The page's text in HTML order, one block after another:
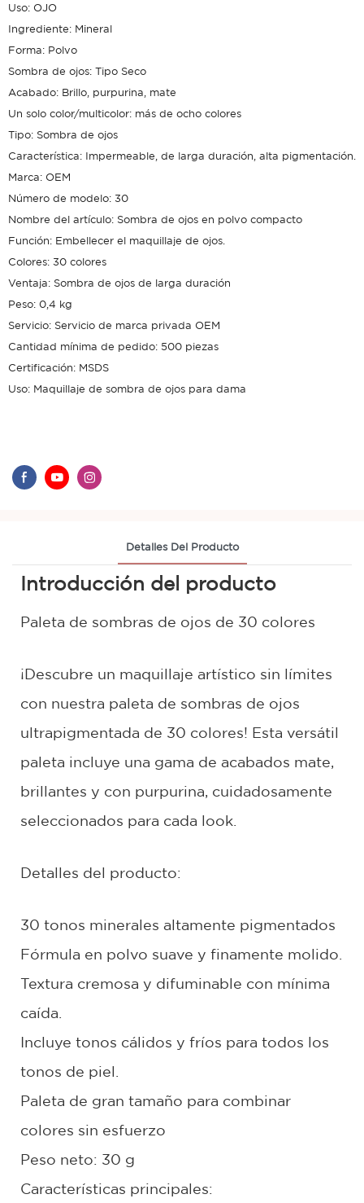
Uso: OJO
Ingrediente: Mineral
Forma: Polvo
Sombra de ojos: Tipo Seco
Acabado: Brillo, purpurina, mate
Un solo color/multicolor: más de ocho colores
Tipo: Sombra de ojos
Característica: Impermeable, de larga duración, alta pigmentación.
Marca: OEM
Número de modelo: 30
Nombre del artículo: Sombra de ojos en polvo compacto
Función: Embellecer el maquillaje de ojos.
Colores: 30 colores
Ventaja: Sombra de ojos de larga duración
Peso: 0,4 kg
Servicio: Servicio de marca privada OEM
Cantidad mínima de pedido: 500 piezas
Certificación: MSDS
Uso: Maquillaje de sombra de ojos para dama
Detalles Del Producto
Introducción del producto
Paleta de sombras de ojos de 30 colores
¡Descubre un maquillaje artístico sin límites
con nuestra paleta de sombras de ojos
ultrapigmentada de 30 colores! Esta versátil
paleta incluye una gama de acabados mate,
brillantes y con purpurina, cuidadosamente
seleccionados para cada look.
Detalles del producto:
30 tonos minerales altamente pigmentados
Fórmula en polvo suave y finamente molido.
Textura cremosa y difuminable con mínima
caída.
Incluye tonos cálidos y fríos para todos los
tonos de piel.
Paleta de gran tamaño para combinar
colores sin esfuerzo
Peso neto: 30 g
Características principales: